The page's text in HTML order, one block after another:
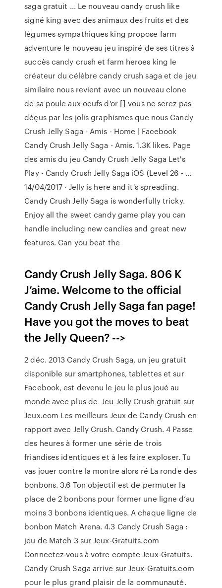
saga gratuit ... Le nouveau candy crush like
signé king avec des animaux des fruits et des
légumes sympathiques king propose farm
adventure le nouveau jeu inspiré de ses titres à
succès candy crush et farm heroes king le
créateur du célèbre candy crush saga et de jeu
similaire nous revient avec un nouveau clone
de sa poule aux oeufs d'or [] vous ne serez pas
déçus par les jolis graphismes que nous Candy
Crush Jelly Saga - Amis - Home | Facebook
Candy Crush Jelly Saga - Amis. 1.3K likes. Page
des amis du jeu Candy Crush Jelly Saga Let's
Play - Candy Crush Jelly Saga iOS (Level 26 - …
14/04/2017 · Jelly is here and it's spreading.
Candy Crush Jelly Saga is wonderfully tricky.
Enjoy all the sweet candy game play you can
handle including new candies and great new
features. Can you beat the
Candy Crush Jelly Saga. 806 K
J’aime. Welcome to the official
Candy Crush Jelly Saga fan page!
Have you got the moves to beat
the Jelly Queen? -->
2 déc. 2013 Candy Crush Saga, un jeu gratuit
disponible sur smartphones, tablettes et sur
Facebook, est devenu le jeu le plus joué au
monde avec plus de Jeu Jelly Crush gratuit sur
Jeux.com Les meilleurs Jeux de Candy Crush en
rapport avec Jelly Crush. Candy Crush. 4 Passe
des heures à former une série de trois
friandises identiques et à les faire exploser. Tu
vas jouer contre la montre alors ré La ronde des
bonbons. 3.6 Ton objectif est de permuter la
place de 2 bonbons pour former une ligne d’au
moins 3 bonbons identiques. A chaque ligne de
bonbon Match Arena. 4.3 Candy Crush Saga :
jeu de Match 3 sur Jeux-Gratuits.com
Connectez-vous à votre compte Jeux-Gratuits.
Candy Crush Saga arrive sur Jeux-Gratuits.com
pour le plus grand plaisir de la communauté.